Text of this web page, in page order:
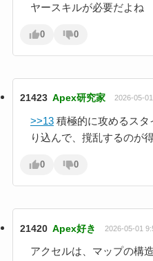
ヤースキルが必要だよね
0 0
21423 Apex研究家 2026-05-
>>13積極的に攻めるスタ
り込んで、撹乱するのが得
0 0
21420 Apex好き 2026-05-01
アクセルは、マップの構